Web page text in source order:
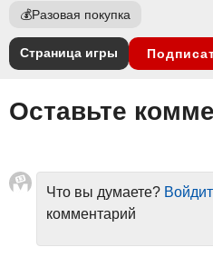
💰Разовая покупка
Страница игры
Оставьте
Что вы думаете?
комментарий